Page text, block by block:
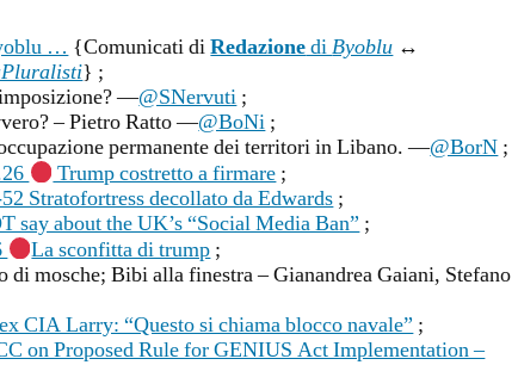
… {Comunicati diRedazionediByoblu ↔
} ;
—@SNervuti ;
– Pietro Ratto —@BoNi ;
permanente dei territori in Libano. —@BorN ;
Trump costretto a firmare ;
Stratofortress decollato da Edwards ;
say about the UK’s “Social Media Ban” ;
La sconfitta di trump ;
di mosche; Bibi alla finestra – Gianandrea Gaiani, Stefano
CIA Larry: “Questo si chiama blocco navale” ;
on Proposed Rule for GENIUS Act Implementation –